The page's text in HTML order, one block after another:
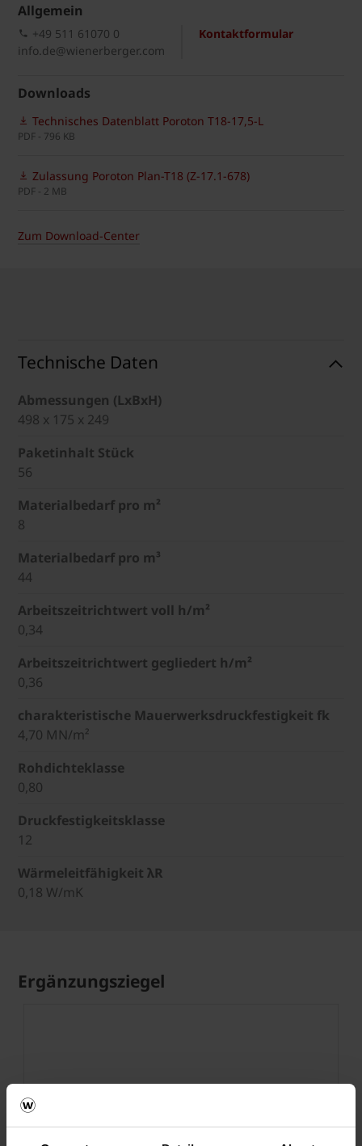
Allgemein
Kontaktformular
+49 511 61070 0
info.de@wienerberger.com
Downloads
Technisches Datenblatt Poroton T18-17,5-L
PDF - 796 KB
Zulassung Poroton Plan-T18 (Z-17.1-678)
PDF - 2 MB
Zum Download-Center
Technische Daten
Abmessungen (LxBxH)
498 x 175 x 249
Paketinhalt Stück
56
Materialbedarf pro m²
8
Materialbedarf pro m³
44
Arbeitszeitrichtwert voll h/m²
0,34
Arbeitszeitrichtwert gegliedert h/m²
0,36
charakteristische Mauerwerksdruckfestigkeit fk
4,70 MN/m²
Rohdichteklasse
0,80
Druckfestigkeitsklasse
12
Wärmeleitfähigkeit λR
0,18 W/mK
Ergänzungsziegel